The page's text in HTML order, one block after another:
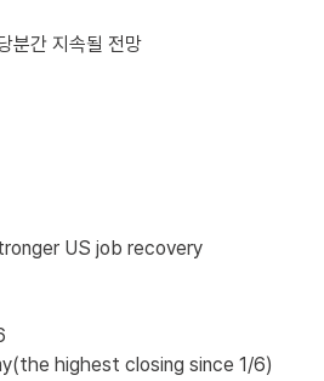
분간 지속될 전망
US job recovery
highest closing since 1/6)